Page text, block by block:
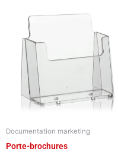
Documentation marketing
Porte-brochures